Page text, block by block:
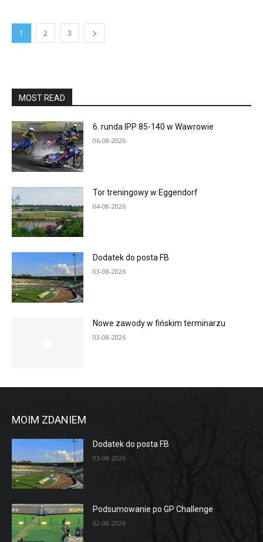
1 2 3
MOST READ
6. runda IPP 85-140 w Wawrowie
06-08-2026
Tor treningowy w Eggendorf
04-08-2026
Dodatek do posta FB
03-08-2026
Nowe zawody w fińskim terminarzu
03-08-2026
MOIM ZDANIEM
Dodatek do posta FB
03-08-2026
Podsumowanie po GP Challenge
02-08-2026